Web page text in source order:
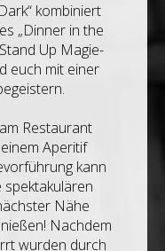
kombiniert
„Dinner in the
Up Magie-
euch mit einer
Restaurant
Aperitif
kann
spektakulären
Nähe
Nachdem
wurden durch